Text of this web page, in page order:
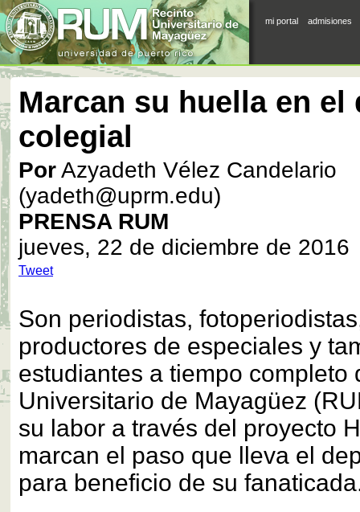
mi portal admisiones
Marcan su huella en el
colegial
PorAzyadeth Vélez Candelario
(yadeth@uprm.edu)
PRENSA RUM
jueves, 22 de diciembre de 2016
Tweet
Son periodistas,
productores de especiales y
estudiantes a tiempo completo
Universitario de Mayagüez
su labor a través del proyecto
marcan el paso que lleva el
para beneficio de su